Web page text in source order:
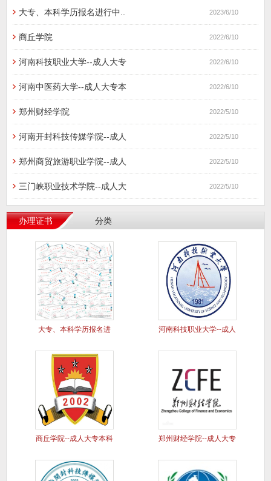
大专、本科学历报名进行中.. 2023/6/10
商丘学院 2022/6/10
河南科技职业大学--成人大专 2022/6/10
河南中医药大学--成人大专本 2022/6/10
郑州财经学院 2022/5/10
河南开封科技传媒学院--成人 2022/5/10
郑州商贸旅游职业学院--成人 2022/5/10
三门峡职业技术学院--成人大 2022/5/10
办理证书 分类
大专、本科学历报名进 河南科技职业大学--成人
商丘学院--成人大专本科 郑州财经学院--成人大专